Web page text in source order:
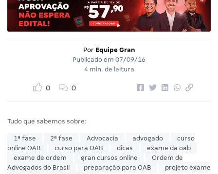
Por Equipe Gran
Publicado em 07/09/16
4 min. de leitura
0 0
Tudo que sabemos sobre:
1ª fase 2ª fase Advocacia advogado
curso
online OAB
curso para OAB dicas
exame da oab
exame de ordem
gran cursos online
Ordem de
Advogados do Brasil
preparação para OAB
projeto exame